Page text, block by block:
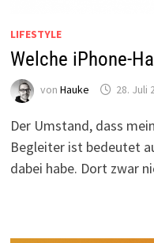
LIFESTYLE
Welche iPhone-
von Hauke 28. Juli
Der Umstand, dass
Begleiter ist bedeutet
dabei habe. Dort zwar